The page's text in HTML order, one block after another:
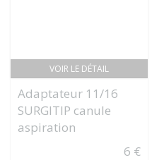
VOIR LE DÉTAIL
Adaptateur 11/16
SURGITIP canule
aspiration
6 €